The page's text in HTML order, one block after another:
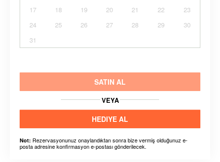
17
18 19 20 21 22
23
24
25 26 27 28 29
30
31
SATIN AL
VEYA
HEDIYE AL
Not: Rezervasyonunuz onaylandıktan sonra bize vermiş olduğunuz e-
posta adresine konfirmasyon e-postası gönderilecek.